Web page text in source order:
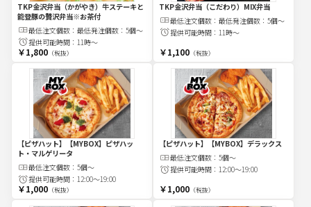
TKP金沢弁当（かがやき）牛ステーキと
能登豚の贅沢弁当※お茶付
最低注文個数： 最低発注個数：5個〜
提供可能時間： 11時～
￥1,800（税抜）
TKP金沢弁当（こだわり）MIX弁当
最低注文個数： 最低発注個数：5個〜
提供可能時間： 11時～
￥1,100（税抜）
【ピザハット】【MYBOX】ピザハッ
ト・マルゲリータ
最低注文個数： 5個～
提供可能時間： 12:00～19:00
￥1,000（税抜）
【ピザハット】【MYBOX】デラックス
最低注文個数： 5個～
提供可能時間： 12:00～19:00
￥1,000（税抜）